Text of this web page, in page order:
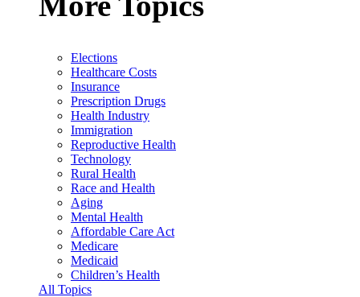
Elections
Healthcare Costs
Insurance
Prescription Drugs
Health Industry
Immigration
Reproductive Health
Technology
Rural Health
Race and Health
Aging
Mental Health
Affordable Care Act
Medicare
Medicaid
Children’s Health
All Topics